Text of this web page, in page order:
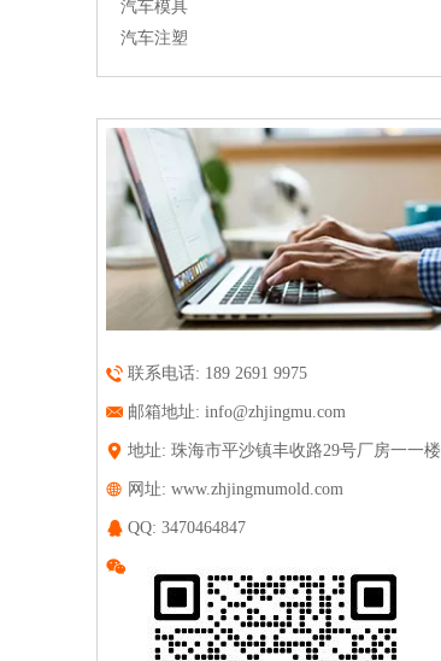
汽车模具
汽车注塑
联系电话: 189 2691 9975
邮箱地址: info@zhjingmu.com
地址: 珠海市平沙镇丰收路29号厂房一一楼
网址: www.zhjingmumold.com
QQ: 3470464847